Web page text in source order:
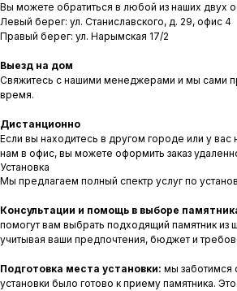
Вы можете обратиться в любой из наших двух
Левый берег: ул. Станиславского, д. 29, офис 4
Правый берег: ул. Нарымская 17/2
Выезд на дом
Свяжитесь с нашими менеджерами и мы сами
время.
Дистанционно
Если вы находитесь в другом городе или у вас
нам в офис, вы можете оформить заказ
Установка
Мы предлагаем полный спектр услуг по
Консультации и помощь в выборе
помогут вам выбрать подходящий памятник из
учитывая ваши предпочтения, бюджет и
Подготовка места установки: мы заботимся
установки было готово к приему памятника.